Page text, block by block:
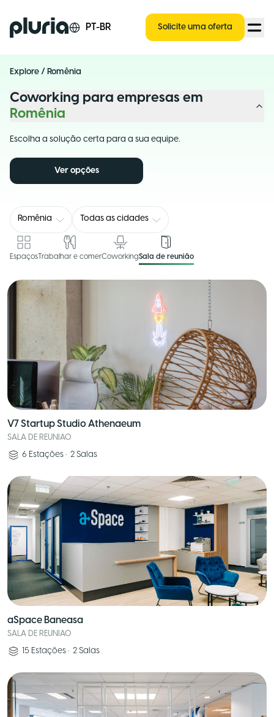
Logo Pluria PT-BR Solicite uma oferta
Explore / Romênia
Coworking para empresas em
Romênia
Escolha a solução certa para a sua equipe.
Ver opções
Romênia Todas as cidades
EspaçosTrabalhar e comerCoworkingSala de reunião
V7 Startup Studio Athenaeum
SALA DE REUNIAO
6 Estações • 2 Salas
aSpace Baneasa
SALA DE REUNIAO
15 Estações • 2 Salas